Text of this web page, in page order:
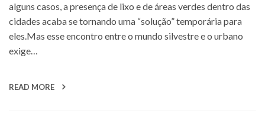
alguns casos, a presença de lixo e de áreas verdes dentro das
cidades acaba se tornando uma “solução” temporária para
eles.Mas esse encontro entre o mundo silvestre e o urbano
exige…
READ MORE